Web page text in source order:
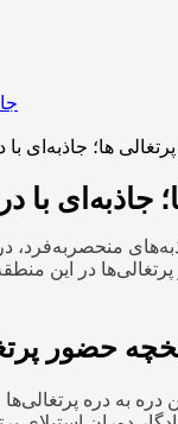
ها؛ جاذبه‌ای با درخت
با درخت
منحصربه‌فرد،
پرتغالی‌ها در این
حضور
این دره به دره